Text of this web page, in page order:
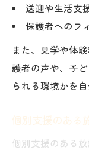
送迎や生活支
保護者へのフ
また、見学や体
護者の声や、子
られる環境かを
個別支援のある
個別支援のある